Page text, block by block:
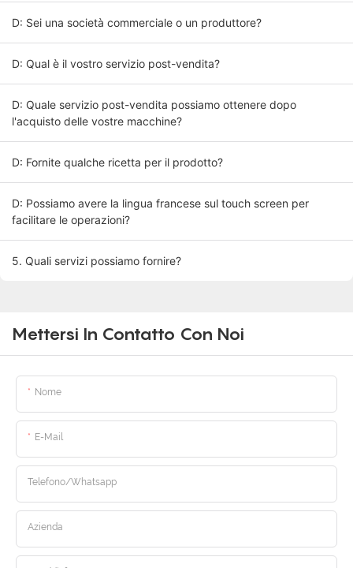
D: Sei una società commerciale o un produttore?
D: Qual è il vostro servizio post-vendita?
D: Quale servizio post-vendita possiamo ottenere dopo
l'acquisto delle vostre macchine?
D: Fornite qualche ricetta per il prodotto?
D: Possiamo avere la lingua francese sul touch screen per
facilitare le operazioni?
5. Quali servizi possiamo fornire?
Mettersi In Contatto Con Noi
Nome
E-Mail
Telefono/whatsapp
Azienda